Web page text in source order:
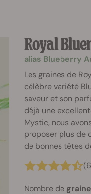
Royal
alias Blueberry
Les graines de
célèbre variété
saveur et son
déjà une
Mystic, nous
proposer plus de
de bonnes têtes
Nombre de